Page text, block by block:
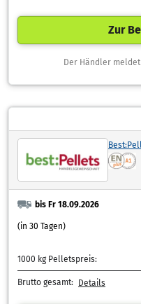
Zur
Der Händler
bis Fr 18.09.2026
(in 30 Tagen)
1000 kg Pelletspreis:
Brutto gesamt: Details